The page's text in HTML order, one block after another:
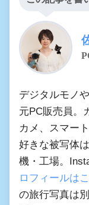
デジタルモノ
元PC販売員。
カメ、スマー
好きな被写体
機・工場。
ロフィールは
の旅行写真は